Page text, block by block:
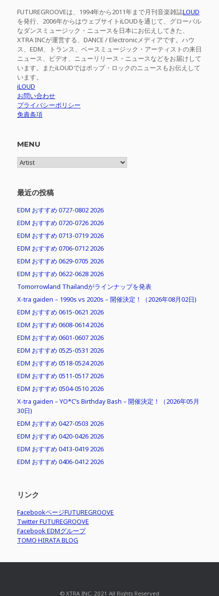
FUTUREGROOVEは、1994年から2011年まで月刊音楽雑誌LOUD
を発行、2006年からはウェブサイトiLOUDを通じて、グローバル
なダンスミュージック・ニュースを日本にお伝えしてきた、
XTRA INCが運営する、DANCE / Electronicメディアです。ハウ
ス、EDM、トランス、ベースミュージック・アーティストの来日
ニュース、ビデオ、ニューリリース・ニュースなどをお届けして
います。またiLOUDではポップ・ロックのニュースもお伝えして
います。
iLOUD
お問い合わせ
プライバシーポリシー
免責条項
MENU
MENU
最近の投稿
EDM おすすめ 0727-0802 2026
EDM おすすめ 0720-0726 2026
EDM おすすめ 0713-0719 2026
EDM おすすめ 0706-0712 2026
EDM おすすめ 0629-0705 2026
EDM おすすめ 0622-0628 2026
Tomorrowland Thailandがラインナップを発表
X-tra gaiden – 1990s vs 2020s – 開催決定！（2026年08月02日)
EDM おすすめ 0615-0621 2026
EDM おすすめ 0608-0614 2026
EDM おすすめ 0601-0607 2026
EDM おすすめ 0525-0531 2026
EDM おすすめ 0518-0524 2026
EDM おすすめ 0511-0517 2026
EDM おすすめ 0504-0510 2026
X-tra gaiden – YO*C’s Birthday Bash – 開催決定！（2026年05月
30日)
EDM おすすめ 0427-0503 2026
EDM おすすめ 0420-0426 2026
EDM おすすめ 0413-0419 2026
EDM おすすめ 0406-0412 2026
リンク
FacebookページFUTUREGROOVE
Twitter FUTUREGROOVE
Facebook EDMグループ
TOMO HIRATA BLOG
© XTRA INC. 2021 All Rights Reserved